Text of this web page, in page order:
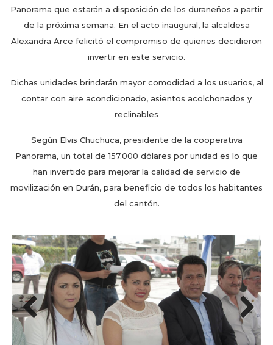
Panorama que estarán a disposición de los duraneños a partir
de la próxima semana. En el acto inaugural, la alcaldesa
Alexandra Arce felicitó el compromiso de quienes decidieron
invertir en este servicio.
Dichas unidades brindarán mayor comodidad a los usuarios, al
contar con aire acondicionado, asientos acolchonados y
reclinables
Según Elvis Chuchuca, presidente de la cooperativa
Panorama, un total de 157.000 dólares por unidad es lo que
han invertido para mejorar la calidad de servicio de
movilización en Durán, para beneficio de todos los habitantes
del cantón.
Previous Next